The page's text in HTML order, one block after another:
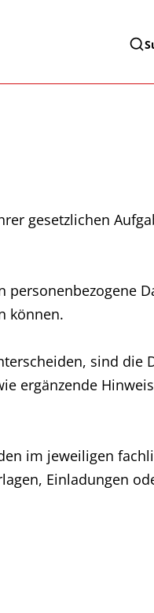
gesetzlichen
können.
sind die
ergänzende
im jeweiligen
Einladungen